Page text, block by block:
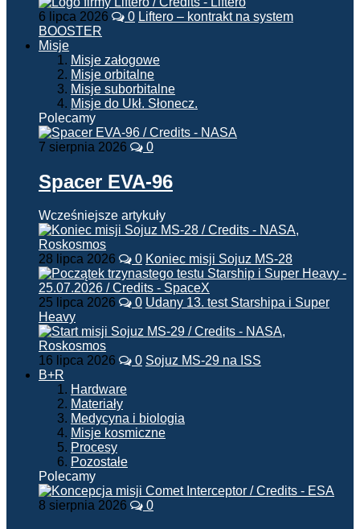
6 lipca 2026 0 Liftero – kontrakt na system
BOOSTER
Misje
Misje załogowe
Misje orbitalne
Misje suborbitalne
Misje do Ukł. Słonecz.
Polecamy
7 sierpnia 2026 0
Spacer EVA-96
Wcześniejsze artykuły
28 lipca 2026 0 Koniec misji Sojuz MS-28
25 lipca 2026 0 Udany 13. test Starshipa i Super
Heavy
16 lipca 2026 0 Sojuz MS-29 na ISS
B+R
Hardware
Materiały
Medycyna i biologia
Misje kosmiczne
Procesy
Pozostałe
Polecamy
8 sierpnia 2026 0